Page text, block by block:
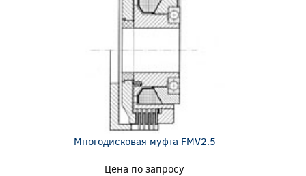
Многодисковая муфта FMV2.5
Цена по запросу